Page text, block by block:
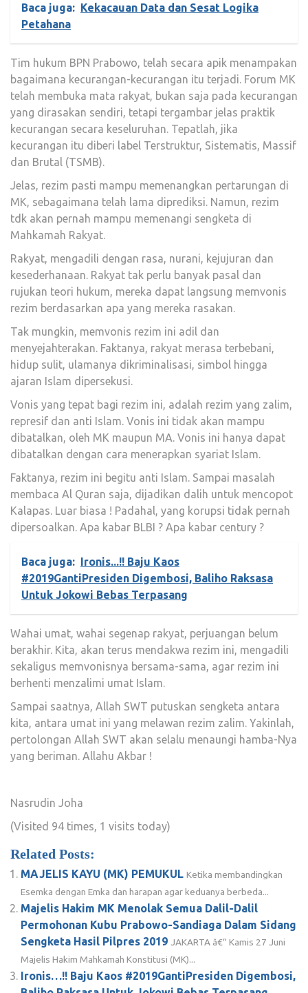
Baca juga: Kekacauan Data dan Sesat Logika
Petahana
Tim hukum BPN Prabowo, telah secara apik menampakan
bagaimana kecurangan-kecurangan itu terjadi. Forum MK
telah membuka mata rakyat, bukan saja pada kecurangan
yang dirasakan sendiri, tetapi tergambar jelas praktik
kecurangan secara keseluruhan. Tepatlah, jika
kecurangan itu diberi label Terstruktur, Sistematis, Massif
dan Brutal (TSMB).
Jelas, rezim pasti mampu memenangkan pertarungan di
MK, sebagaimana telah lama diprediksi. Namun, rezim
tdk akan pernah mampu memenangi sengketa di
Mahkamah Rakyat.
Rakyat, mengadili dengan rasa, nurani, kejujuran dan
kesederhanaan. Rakyat tak perlu banyak pasal dan
rujukan teori hukum, mereka dapat langsung memvonis
rezim berdasarkan apa yang mereka rasakan.
Tak mungkin, memvonis rezim ini adil dan
menyejahterakan. Faktanya, rakyat merasa terbebani,
hidup sulit, ulamanya dikriminalisasi, simbol hingga
ajaran Islam dipersekusi.
Vonis yang tepat bagi rezim ini, adalah rezim yang zalim,
represif dan anti Islam. Vonis ini tidak akan mampu
dibatalkan, oleh MK maupun MA. Vonis ini hanya dapat
dibatalkan dengan cara menerapkan syariat Islam.
Faktanya, rezim ini begitu anti Islam. Sampai masalah
membaca Al Quran saja, dijadikan dalih untuk mencopot
Kalapas. Luar biasa ! Padahal, yang korupsi tidak pernah
dipersoalkan. Apa kabar BLBI ? Apa kabar century ?
Baca juga: Ironis...!! Baju Kaos
#2019GantiPresiden Digembosi, Baliho Raksasa
Untuk Jokowi Bebas Terpasang
Wahai umat, wahai segenap rakyat, perjuangan belum
berakhir. Kita, akan terus mendakwa rezim ini, mengadili
sekaligus memvonisnya bersama-sama, agar rezim ini
berhenti menzalimi umat Islam.
Sampai saatnya, Allah SWT putuskan sengketa antara
kita, antara umat ini yang melawan rezim zalim. Yakinlah,
pertolongan Allah SWT akan selalu menaungi hamba-Nya
yang beriman. Allahu Akbar !
Nasrudin Joha
(Visited 94 times, 1 visits today)
Related Posts:
MAJELIS KAYU (MK) PEMUKUL Ketika membandingkan
Esemka dengan Emka dan harapan agar keduanya berbeda...
Majelis Hakim MK Menolak Semua Dalil-Dalil
Permohonan Kubu Prabowo-Sandiaga Dalam Sidang
Sengketa Hasil Pilpres 2019 JAKARTA â€“ Kamis 27 Juni
Majelis Hakim Mahkamah Konstitusi (MK)...
Ironis…!! Baju Kaos #2019GantiPresiden Digembosi,